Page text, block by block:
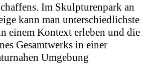
Im Skulpturenpark an
kann man unterschiedlichste
einem Kontext erleben und die
Gesamtwerks in einer
Umgebung